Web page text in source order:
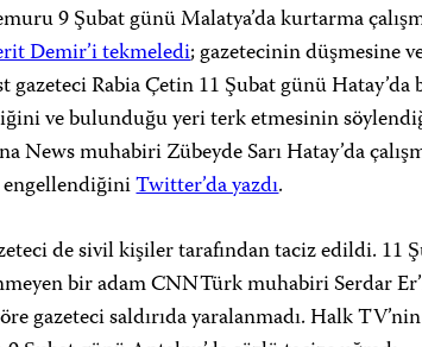
9 Şubat günü Malatya’da kurtarma
Demir’i tekmeledi; gazetecinin düşmesine
gazeteci Rabia Çetin 11 Şubat günü
ve bulunduğu yeri terk etmesinin
News muhabiri Zübeyde Sarı Hatay’da
engellendiğiniTwitter’da yazdı.
de sivil kişiler tarafından taciz edildi. 11
bir adam CNNTürk muhabiri Serdar
gazeteci saldırıda yaralanmadı. Halk